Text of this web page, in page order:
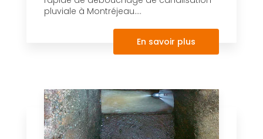
pluviale à Montréjeau....
En savoir plus